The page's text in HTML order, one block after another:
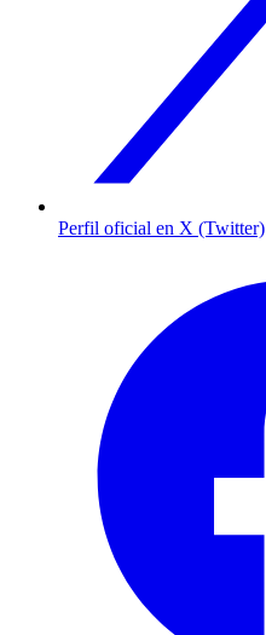
Perfil oficial en X (Twitter)